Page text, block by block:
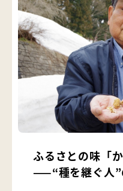
ふるさとの味「
——“種を継ぐ人”